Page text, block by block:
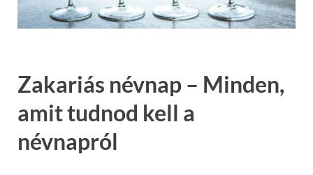
Zakariás névnap – Minden,
amit tudnod kell a
névnapról